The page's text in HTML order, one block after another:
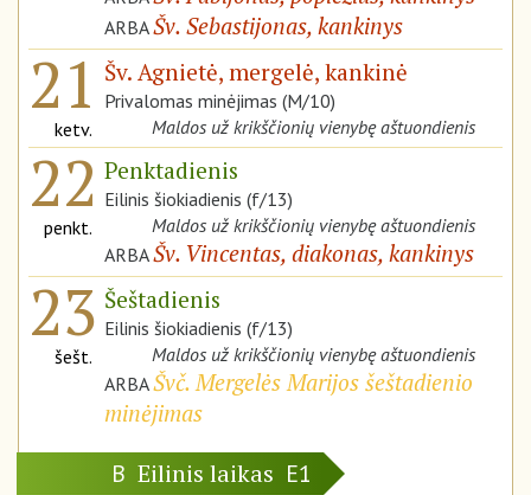
ARBAŠv. Sebastijonas, kankinys
21
ketv.
Šv. Agnietė, mergelė, kankinė
Privalomas minėjimas (M/10)
Maldos už krikščionių vienybę aštuondienis
22
penkt.
Penktadienis
Eilinis šiokiadienis (f/13)
Maldos už krikščionių vienybę aštuondienis
ARBAŠv. Vincentas, diakonas, kankinys
23
šešt.
Šeštadienis
Eilinis šiokiadienis (f/13)
Maldos už krikščionių vienybę aštuondienis
ARBAŠvč. Mergelės Marijos šeštadienio
minėjimas
B Eilinis laikas E1